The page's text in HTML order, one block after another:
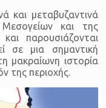
και μεταβυζαντινά
και της
παρουσιάζονται
σε μια σημαντική
μακραίωνη ιστορία
της περιοχής.